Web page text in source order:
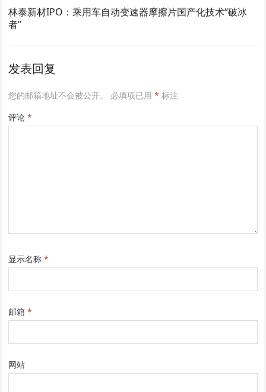
林泰新材IPO：乘用车自动变速器摩擦片国产化技术“破冰
者”
发表回复
您的邮箱地址不会被公开。 必填项已用* 标注
评论*
显示名称*
邮箱*
网站